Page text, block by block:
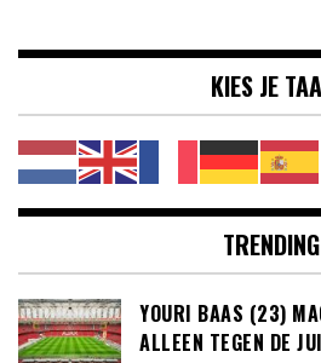
KIES JE
TRENDING
YOURI BAAS (23)
ALLEEN TEGEN DE